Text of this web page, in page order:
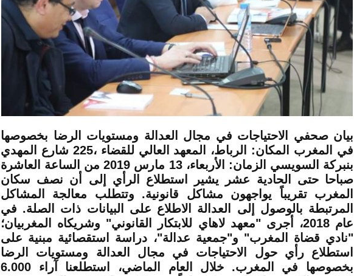
بيان صحفي الاحتياجات في مجال العدالة ومستويات الرضا بخصوصها
في المغرب المكان: الرباط، المعهد العالي للقضاء ،225 شارع المهدي
بنبركة السويسي الزمان: الأربعاء، 13 مارس 2019 من الساعة العاشرة
صباحا حتى الحادية عشر يشير استطلاع الرأي إلى أن نصف سكان
المغرب تقريباً يواجهون مشاكل قانونية. وتتطلب معالجة المشاكل
المرتبطة بالوصول إلى العدالة الاطلاع على البيانات ذات الصلة. في
عام 2018، أجرى "معهد لاهاي للابتكار القانوني" وشريكاه المغربيان؛
"نادي قضاة المغرب" و"جمعية عدالة"، دراسة استقصائية مبنية على
استطلاع رأي حول الاحتياجات في مجال العدالة ومستويات الرضا
بخصوصها في المغرب. خلال العام الماضي، استطلعنا آراء 6.000